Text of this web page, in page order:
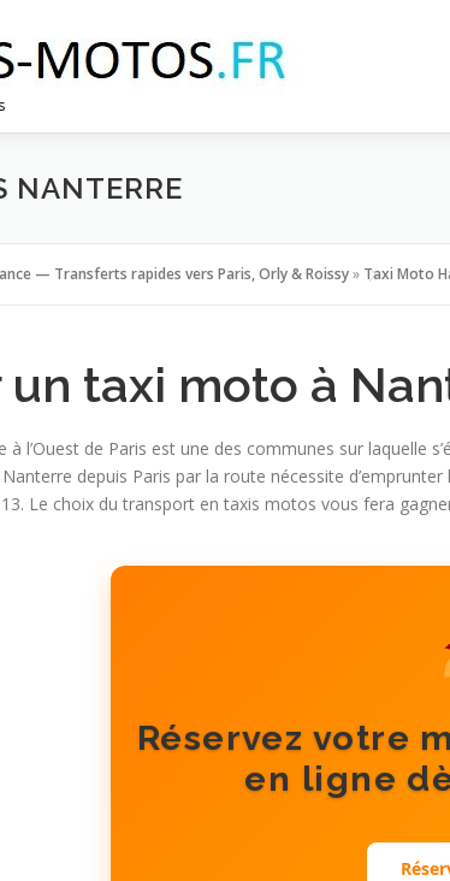
NANTERRE
— Transferts rapides vers Paris, Orly & Roissy» Taxi Moto
un taxi moto à
à l’Ouest de Paris est une des communes sur laquelle
Nanterre depuis Paris par la route nécessite
Le choix du transport en taxis motos vous fera
Réservez votre
en ligne